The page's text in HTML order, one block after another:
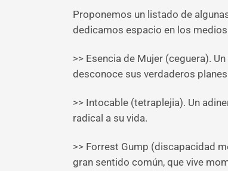
Proponemos un listado de
dedicamos espacio en los
>> Esencia de Mujer (ceguera).
desconoce sus verdaderos
>> Intocable (tetraplejia). Un
radical a su vida.
>> Forrest Gump (discapacidad
gran sentido común, que vive